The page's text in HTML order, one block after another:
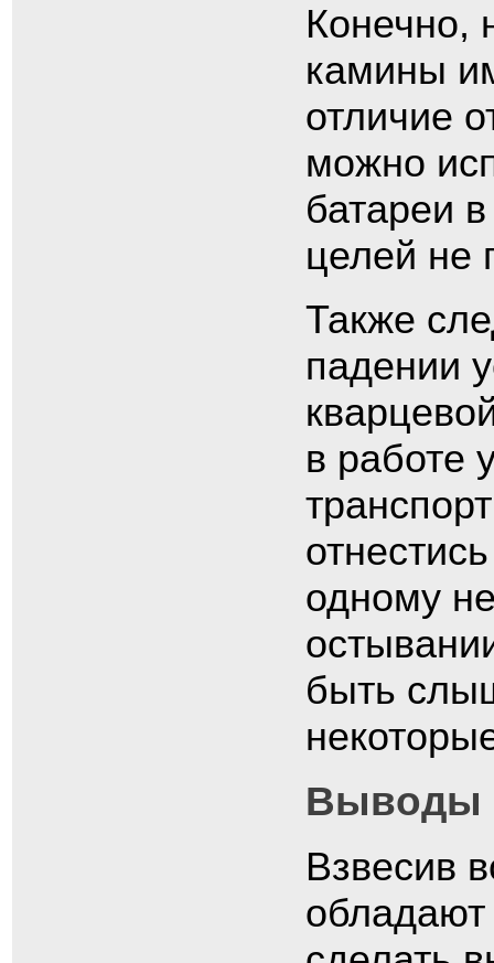
Конечно,
камины
отличие
можно
батареи
целей не
Также
падении
в работе
одному
быть
Выводы
Взвесив